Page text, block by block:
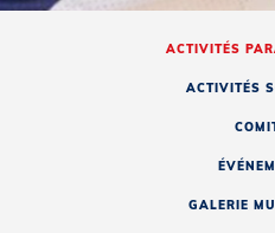
ACTIVITÉS
ACTIVITÉS
GALERIE